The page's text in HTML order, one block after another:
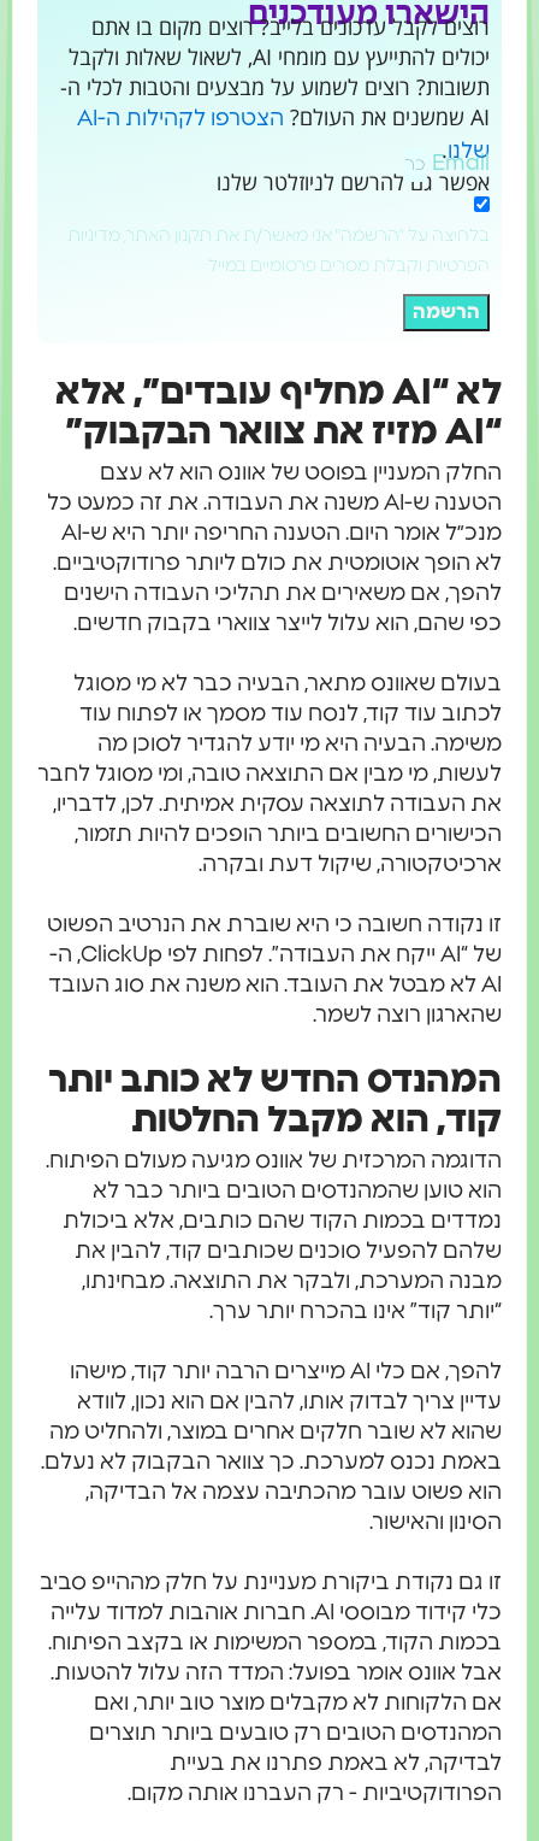
הישארו מעודכנים
רוצים לקבל עדכונים בלייב? רוצים מקום בו אתם
יכולים להתייעץ עם מומחי AI, לשאול שאלות ולקבל
תשובות? רוצים לשמוע על מבצעים והטבות לכלי ה-
AI שמשנים את העולם?
הצטרפו לקהילות ה-AI
שלנו.
אפשר גם להרשם לניוזלטר שלנו
Email
בלחיצה על "הרשמה" אני מאשר/ת את תקנון האתר, מדיניות
הפרטיות וקבלת מסרים פרסומיים במייל
הרשמה
לא “AI מחליף עובדים”, אלא
“AI מזיז את צוואר הבקבוק”
החלק המעניין בפוסט של אוונס הוא לא עצם
הטענה ש-AI משנה את העבודה. את זה כמעט כל
מנכ״ל אומר היום. הטענה החריפה יותר היא ש-AI
לא הופך אוטומטית את כולם ליותר פרודוקטיביים.
להפך, אם משאירים את תהליכי העבודה הישנים
כפי שהם, הוא עלול לייצר צווארי בקבוק חדשים.
בעולם שאוונס מתאר, הבעיה כבר לא מי מסוגל
לכתוב עוד קוד, לנסח עוד מסמך או לפתוח עוד
משימה. הבעיה היא מי יודע להגדיר לסוכן מה
לעשות, מי מבין אם התוצאה טובה, ומי מסוגל לחבר
את העבודה לתוצאה עסקית אמיתית. לכן, לדבריו,
הכישורים החשובים ביותר הופכים להיות תזמור,
ארכיטקטורה, שיקול דעת ובקרה.
זו נקודה חשובה כי היא שוברת את הנרטיב הפשוט
של “AI ייקח את העבודה”. לפחות לפי ClickUp, ה-
AI לא מבטל את העובד. הוא משנה את סוג העובד
שהארגון רוצה לשמר.
המהנדס החדש לא כותב יותר
קוד, הוא מקבל החלטות
הדוגמה המרכזית של אוונס מגיעה מעולם הפיתוח.
הוא טוען שהמהנדסים הטובים ביותר כבר לא
נמדדים בכמות הקוד שהם כותבים, אלא ביכולת
שלהם להפעיל סוכנים שכותבים קוד, להבין את
מבנה המערכת, ולבקר את התוצאה. מבחינתו,
“יותר קוד” אינו בהכרח יותר ערך.
להפך, אם כלי AI מייצרים הרבה יותר קוד, מישהו
עדיין צריך לבדוק אותו, להבין אם הוא נכון, לוודא
שהוא לא שובר חלקים אחרים במוצר, ולהחליט מה
באמת נכנס למערכת. כך צוואר הבקבוק לא נעלם.
הוא פשוט עובר מהכתיבה עצמה אל הבדיקה,
הסינון והאישור.
זו גם נקודת ביקורת מעניינת על חלק מההייפ סביב
כלי קידוד מבוססי AI. חברות אוהבות למדוד עלייה
בכמות הקוד, במספר המשימות או בקצב הפיתוח.
אבל אוונס אומר בפועל: המדד הזה עלול להטעות.
אם הלקוחות לא מקבלים מוצר טוב יותר, ואם
המהנדסים הטובים רק טובעים ביותר תוצרים
לבדיקה, לא באמת פתרנו את בעיית
הפרודוקטיביות - רק העברנו אותה מקום.